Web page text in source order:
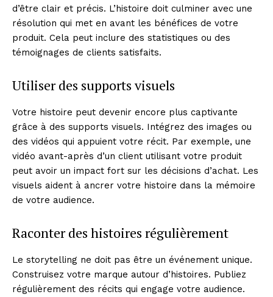
d’être clair et précis. L’histoire doit culminer avec une
résolution qui met en avant les bénéfices de votre
produit. Cela peut inclure des statistiques ou des
témoignages de clients satisfaits.
Utiliser des supports visuels
Votre histoire peut devenir encore plus captivante
grâce à des supports visuels. Intégrez des images ou
des vidéos qui appuient votre récit. Par exemple, une
vidéo avant-après d’un client utilisant votre produit
peut avoir un impact fort sur les décisions d’achat. Les
visuels aident à ancrer votre histoire dans la mémoire
de votre audience.
Raconter des histoires régulièrement
Le storytelling ne doit pas être un événement unique.
Construisez votre marque autour d’histoires. Publiez
régulièrement des récits qui engage votre audience.